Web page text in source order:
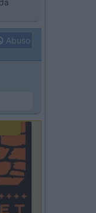
Abuso